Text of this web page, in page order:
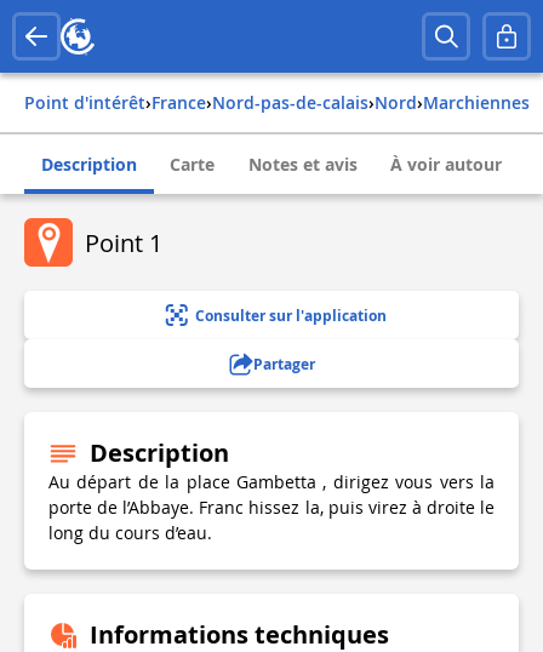
Point d'intérêt› france› nord-pas-de-calais› nord› marchiennes
Description Carte Notes et avis À voir autour
Point 1
Consulter sur l'application
Partager
Description
Au départ de la place Gambetta , dirigez vous vers la
porte de l’Abbaye. Franc hissez la, puis virez à droite le
long du cours d’eau.
Informations techniques